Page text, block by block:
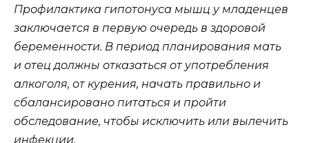
Профилактика гипотонуса мышц у младенцев
заключается в первую очередь в здоровой
беременности. В период планирования мать
и отец должны отказаться от употребления
алкоголя, от курения, начать правильно и
сбалансировано питаться и пройти
обследование, чтобы исключить или вылечить
инфекции.